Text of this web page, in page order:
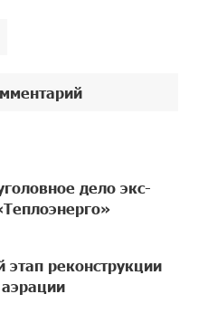
дело экс-
этап реконструкции